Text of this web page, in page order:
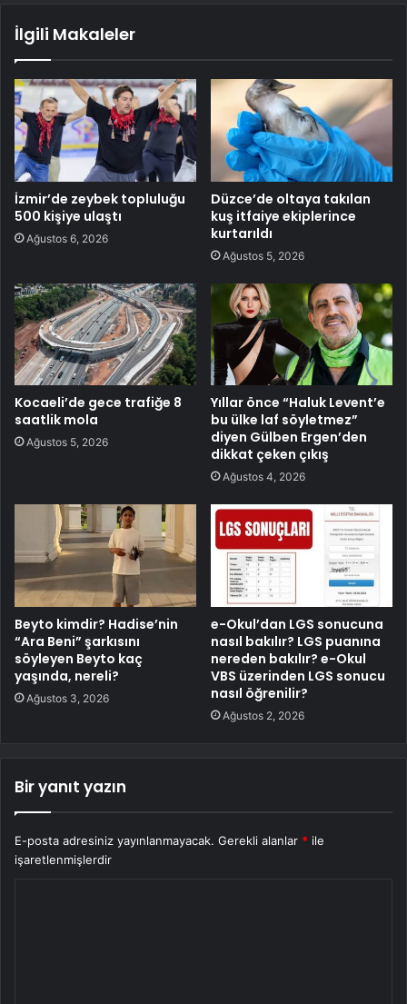
İlgili Makaleler
İzmir’de zeybek topluluğu
500 kişiye ulaştı
Ağustos 6, 2026
Düzce’de oltaya takılan
kuş itfaiye ekiplerince
kurtarıldı
Ağustos 5, 2026
Kocaeli’de gece trafiğe 8
saatlik mola
Ağustos 5, 2026
Yıllar önce “Haluk Levent’e
bu ülke laf söyletmez”
diyen Gülben Ergen’den
dikkat çeken çıkış
Ağustos 4, 2026
Beyto kimdir? Hadise’nin
“Ara Beni” şarkısını
söyleyen Beyto kaç
yaşında, nereli?
Ağustos 3, 2026
e-Okul’dan LGS sonucuna
nasıl bakılır? LGS puanına
nereden bakılır? e-Okul
VBS üzerinden LGS sonucu
nasıl öğrenilir?
Ağustos 2, 2026
Bir yanıt yazın
E-posta adresiniz yayınlanmayacak. Gerekli alanlar * ile
işaretlenmişlerdir